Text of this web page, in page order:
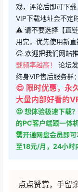
戏，评论后即可下载
VIP下载地址会不定
⚠ 请不要选择【直
用完，优先使用新
😊 欢迎把我们网站
载频率越高！ 论坛
终身VIP售后服务
😍 限时优惠，永
大量内部好看的
😍 想体验极速下载
的PC客户端跟一体
需开通网盘会员即
至18元/月，24小时
点点赞赏，手留